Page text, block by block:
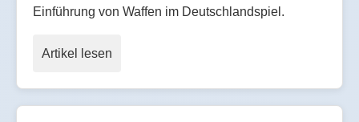
Einführung von Waffen im Deutschlandspiel.
Artikel lesen